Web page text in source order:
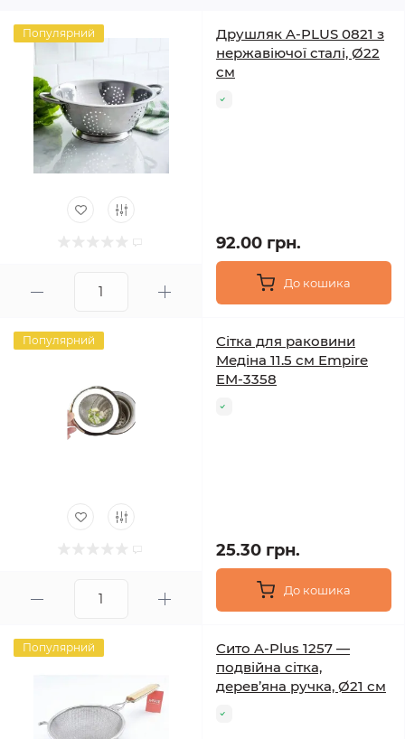
Популярний
Друшляк A-PLUS 0821 з
нержавіючої сталі, Ø22
см
92.00 грн.
До кошика
Популярний
Сітка для раковини
Медіна 11.5 см Empire
EM-3358
25.30 грн.
До кошика
Популярний
Сито A-Plus 1257 —
подвійна сітка,
дерев’яна ручка, Ø21 см